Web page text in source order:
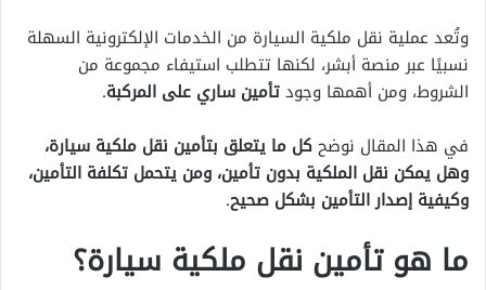
وتُعد عملية نقل ملكية السيارة من الخدمات الإلكترونية السهلة
نسبيًا عبر منصة أبشر، لكنها تتطلب استيفاء مجموعة من
الشروط، ومن أهمها وجودتأمين ساري على المركبة.
في هذا المقال نوضحكل ما يتعلق بتأمين نقل ملكية سيارة،
وهل يمكن نقل الملكية بدون تأمين، ومن يتحمل تكلفة التأمين،
وكيفية إصدار التأمين بشكل صحيح.
ما هو تأمين نقل ملكية سيارة؟